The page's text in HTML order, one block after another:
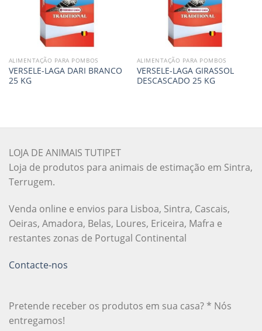
ALIMENTAÇÃO PARA POMBOS
VERSELE-LAGA DARI BRANCO
25 KG
ALIMENTAÇÃO PARA POMBOS
VERSELE-LAGA GIRASSOL
DESCASCADO 25 KG
LOJA DE ANIMAIS TUTIPET
Loja de produtos para animais de estimação em Sintra,
Terrugem.
Venda online e envios para Lisboa, Sintra, Cascais,
Oeiras, Amadora, Belas, Loures, Ericeira, Mafra e
restantes zonas de Portugal Continental
Contacte-nos
Pretende receber os produtos em sua casa? * Nós
entregamos!